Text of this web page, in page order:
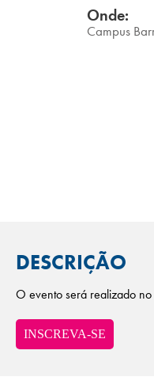
Campi/UnidadesOnde:
Campus
DESCRIÇÃO
O evento será realizado
INSCREVA-SE